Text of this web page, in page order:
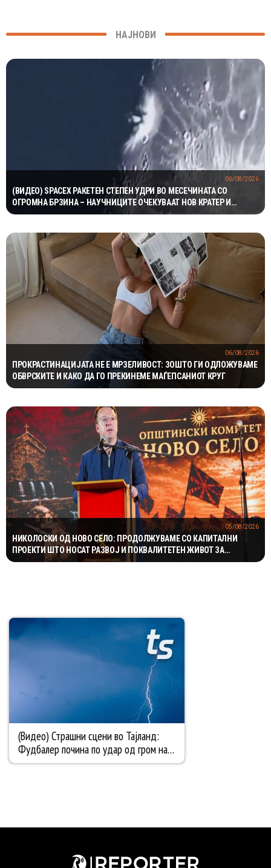
НАЈНОВИ
(ВИДЕО) SPACEX РАКЕТЕН СТЕПЕН УДРИ ВО МЕСЕЧИНАТА СО
ОГРОМНА БРЗИНА – НАУЧНИЦИТЕ ОЧЕКУВААТ НОВ КРАТЕР И
ВАЖНИ СОЗНАНИЈА
06/08/2026
ПРОКРАСТИНАЦИЈАТА НЕ Е МРЗЕЛИВОСТ: ЗОШТО ГИ ОДЛОЖУВАМЕ
ОБВРСКИТЕ И КАКО ДА ГО ПРЕКИНЕМЕ МАЃЕПСАНИОТ КРУГ
06/08/2026
НИКОЛОСКИ ОД НОВО СЕЛО: ПРОДОЛЖУВАМЕ СО КАПИТАЛНИ
ПРОЕКТИ ШТО НОСАТ РАЗВОЈ И ПОКВАЛИТЕТЕН ЖИВОТ ЗА
ГРАЃАНИТЕ
05/08/2026